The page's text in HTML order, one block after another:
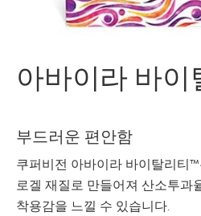
아바이라 바이
부드러운 편안함
쿠퍼비전 아바이라 바이탈리티
로겔 재질로 만들어져 산소투과
착용감을 느낄 수 있습니다.